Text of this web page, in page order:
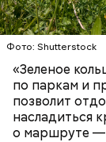
Фото: Shutterstock
«Зеленое
по паркам и
позволит
насладиться
о маршруте —